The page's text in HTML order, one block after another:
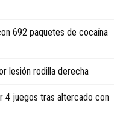
692 paquetes de cocaína
lesión rodilla derecha
4 juegos tras altercado con